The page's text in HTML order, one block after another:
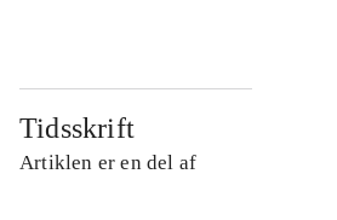
Tidsskrift
Artiklen er en del af